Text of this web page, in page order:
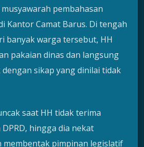
pembahasan
Kantor Camat Barus. Di tengah
banyak warga tersebut, HH
pakaian dinas dan langsung
sikap yang dinilai tidak
saat HH tidak terima
hingga dia nekat
membentak pimpinan legislatif